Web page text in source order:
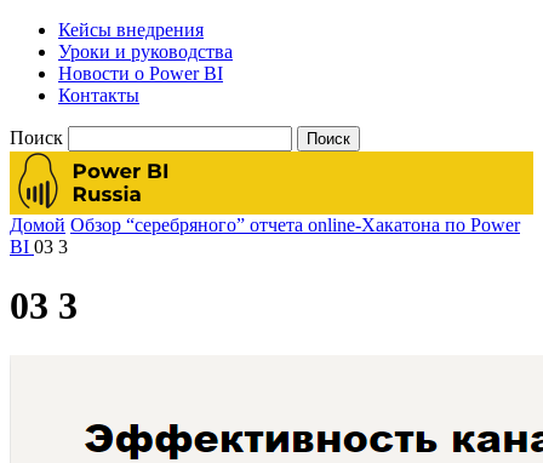
Кейсы внедрения
Уроки и руководства
Новости о Power BI
Контакты
Поиск
Домой Обзор “серебряного” отчета online-Хакатона по Power
BI 03 3
03 3